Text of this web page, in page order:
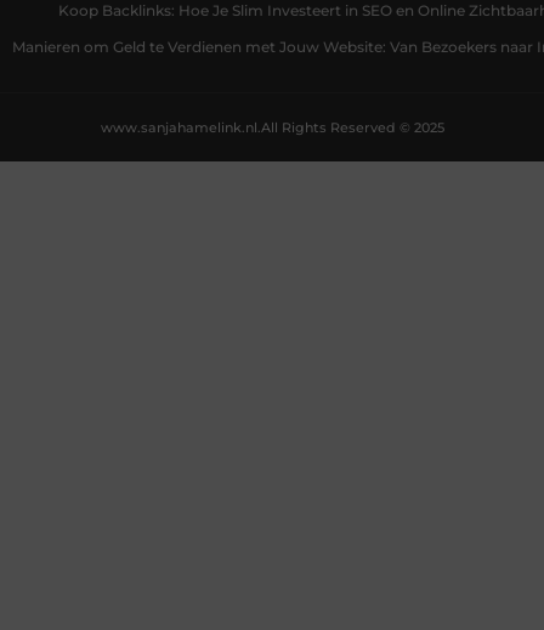
Koop Backlinks: Hoe Je Slim Investeert in SEO en Online
Manieren om Geld te Verdienen met Jouw Website: Van Bezoekers naar
All Rights Reserved © 2025
www.sanjahamelink.nl.